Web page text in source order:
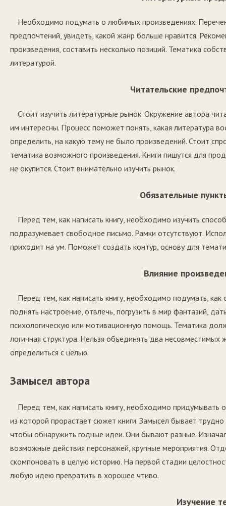
Необходимо подумать о любимых произведениях.
предпочтений, увидеть, какой жанр больше нравится.
произведения, составить несколько позиций. Тематика
литературой.
Читательские
Стоит изучить литературные рынок. Окружение автора
им интересны. Процесс поможет понять, какая литература
определить, на какую тему не было произведений. Стоит
тематика возможного произведения. Книги пишутся для
не окупится. Стоит внимательно изучить рынок.
Обязательные
Перед тем, как написать книгу, необходимо изучить
подразумевает свободное письмо. Рамки отсутствуют.
приходит на ум. Поможет создать контур, основу для
Влияние
Перед тем, как написать книгу, необходимо подумать,
поднять настроение, отвлечь, погрузить в мир фантазий,
психологическую или мотивационную помощь. Тематика
логичная структура. Нельзя объединять два
определиться с целью.
Замысел автора
Перед тем, как написать книгу, необходимо
из которой прорастает сюжет книги. Замысел бывает
чтобы обнаружить годные идеи. Они бывают разные.
возможные действия персонажей, крупные мероприятия.
скомпоновать в целую историю. На первой стадии
любую идею превратить в хорошее чтиво.
Изучение